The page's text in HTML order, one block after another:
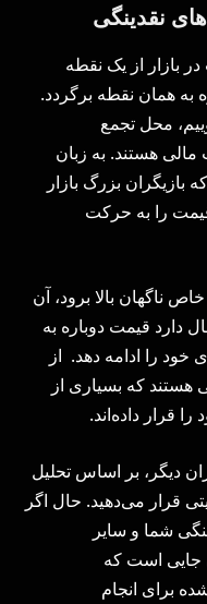
نقدینگی
بازار از یک نقطه
به همان نقطه برگردد.
محل تجمع
هستند. به زبان
بازیگران بزرگ بازار
را به حرکت
ناگهان بالا برود، آن
دارد قیمت دوباره به
را ادامه دهد. از
که بسیاری از
قرار داده‌اند.
دیگر، بر اساس تحلیل
قرار می‌دهید. حال اگر
شما و سایر
جایی است که
برای انجام